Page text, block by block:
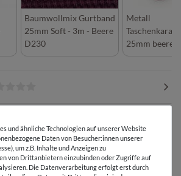
Baumwollmix Gurtband
25mm Soft - 3m - Beere
D230
Metall
25mm beere
und ähnliche Technologien auf unserer Website
Daten von Besucher:innen unserer
um z.B. Inhalte und Anzeigen zu
von Drittanbietern einzubinden oder Zugriffe auf
Die Datenverarbeitung erfolgt erst durch